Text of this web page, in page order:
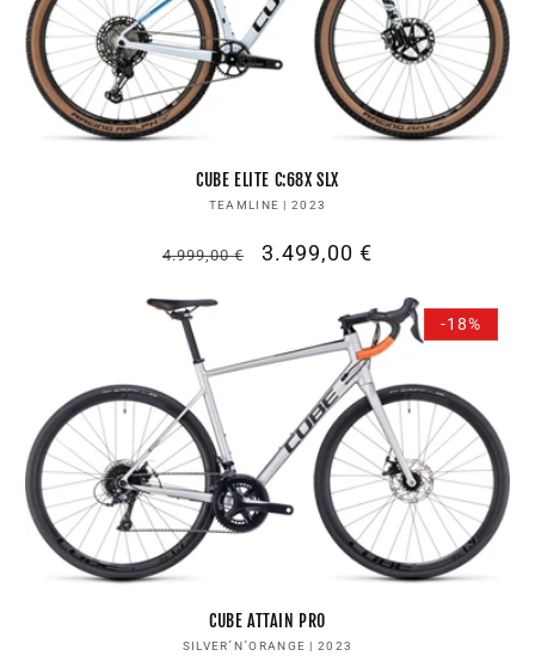
CUBE ELITE C:68X SLX
Anbieter:
TEAMLINE | 2023
Normaler
4.999,00 € Verkaufspreis
3.499,00 €
-18%
CUBE ATTAIN PRO
Anbieter:
SILVER´N´ORANGE | 2023